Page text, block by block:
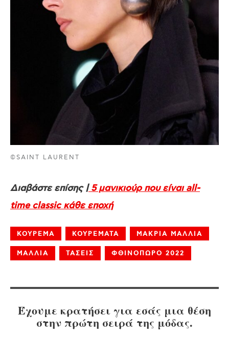
©SAINT LAURENT
Διαβάστε επίσης |5 μανικιούρ που είναι all-
time classic κάθε εποχή
ΚΟΥΡΕΜΑ ΚΟΥΡΕΜΑΤΑ ΜΑΚΡΙΑ ΜΑΛΛΙΑ
ΜΑΛΛΙΑ ΤΑΣΕΙΣ ΦΘΙΝΟΠΩΡΟ 2022
Έχουμε κρατήσει για εσάς μια θέση
στην πρώτη σειρά της μόδας.